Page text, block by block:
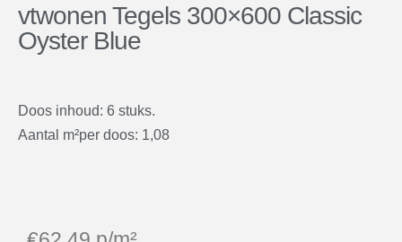
vtwonen Tegels 300×600 Classic
Oyster Blue
Doos inhoud: 6 stuks.
Aantal m²per doos: 1,08